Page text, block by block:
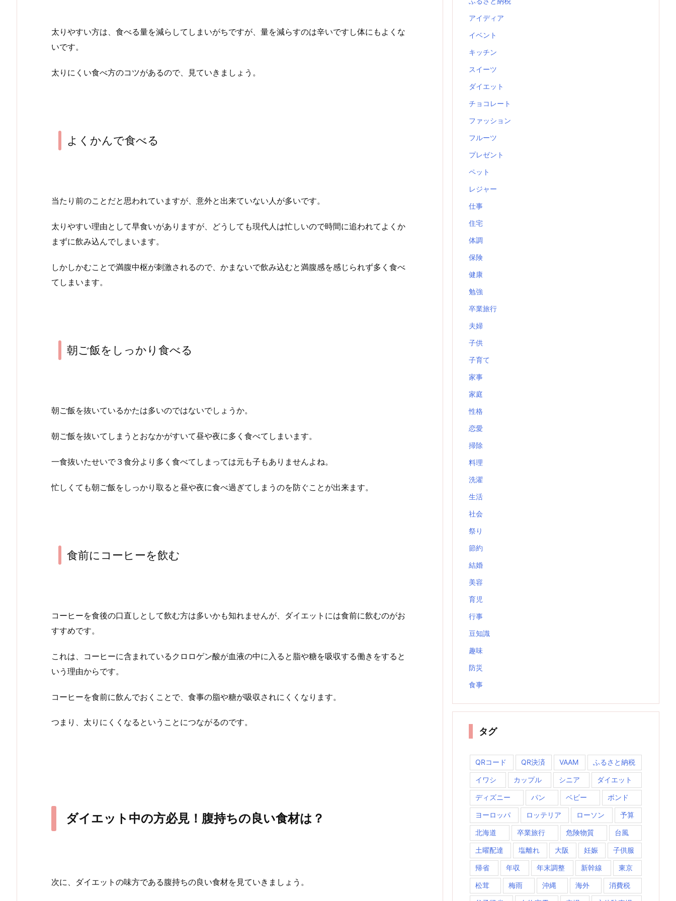
太りやすい方は、食べる量を減らしてしまいがちですが、量を減らすのは辛いですし体にもよくな
いです。
太りにくい食べ方のコツがあるので、見ていきましょう。
よくかんで食べる
当たり前のことだと思われていますが、意外と出来ていない人が多いです。
太りやすい理由として早食いがありますが、どうしても現代人は忙しいので時間に追われてよくか
まずに飲み込んでしまいます。
しかしかむことで満腹中枢が刺激されるので、かまないで飲み込むと満腹感を感じられず多く食べ
てしまいます。
朝ご飯をしっかり食べる
朝ご飯を抜いているかたは多いのではないでしょうか。
朝ご飯を抜いてしまうとおなかがすいて昼や夜に多く食べてしまいます。
一食抜いたせいで３食分より多く食べてしまっては元も子もありませんよね。
忙しくても朝ご飯をしっかり取ると昼や夜に食べ過ぎてしまうのを防ぐことが出来ます。
食前にコーヒーを飲む
コーヒーを食後の口直しとして飲む方は多いかも知れませんが、ダイエットには食前に飲むのがお
すすめです。
これは、コーヒーに含まれているクロロゲン酸が血液の中に入ると脂や糖を吸収する働きをすると
いう理由からです。
コーヒーを食前に飲んでおくことで、食事の脂や糖が吸収されにくくなります。
つまり、太りにくくなるということにつながるのです。
ダイエット中の方必見！腹持ちの良い食材は？
次に、ダイエットの味方である腹持ちの良い食材を見ていきましょう。
アイディア
イベント
キッチン
スイーツ
ダイエット
チョコレート
ファッション
フルーツ
プレゼント
ペット
レジャー
仕事
住宅
体調
保険
健康
勉強
卒業旅行
夫婦
子供
子育て
家事
家庭
性格
恋愛
掃除
料理
洗濯
生活
社会
祭り
節約
結婚
美容
育児
行事
豆知識
趣味
防災
食事
タグ
QRコード QR決済 VAAM ふるさと納税
イワシ カップル シニア ダイエット
ディズニー パン ベビー ボンド
ヨーロッパ ロッテリア ローソン 予算
北海道 卒業旅行 危険物質 台風
土曜配達 塩離れ 大阪 妊娠 子供服
帰省 年収 年末調整 新幹線 東京
松茸 梅雨 沖縄 海外 消費税